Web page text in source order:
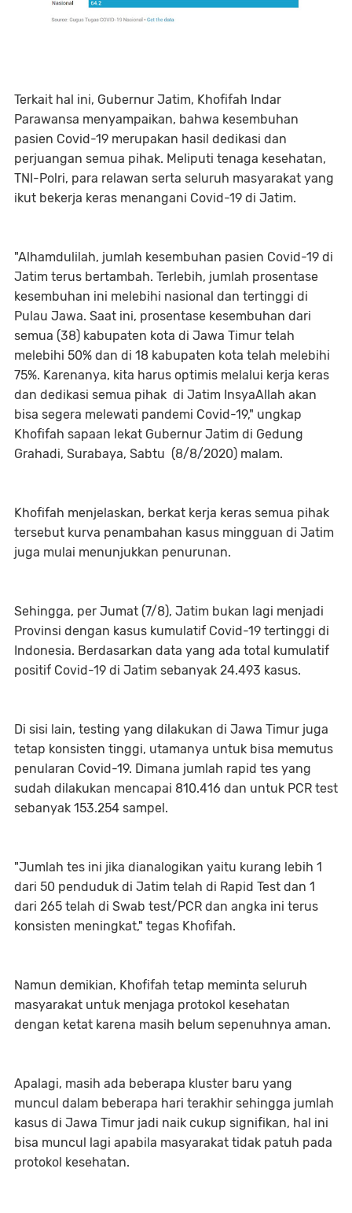
Terkait hal ini, Gubernur Jatim, Khofifah Indar
Parawansa menyampaikan, bahwa kesembuhan
pasien Covid-19 merupakan hasil dedikasi dan
perjuangan semua pihak. Meliputi tenaga kesehatan,
TNI-Polri, para relawan serta seluruh masyarakat yang
ikut bekerja keras menangani Covid-19 di Jatim.
"Alhamdulilah, jumlah kesembuhan pasien Covid-19 di
Jatim terus bertambah. Terlebih, jumlah prosentase
kesembuhan ini melebihi nasional dan tertinggi di
Pulau Jawa. Saat ini, prosentase kesembuhan dari
semua (38) kabupaten kota di Jawa Timur telah
melebihi 50% dan di 18 kabupaten kota telah melebihi
75%. Karenanya, kita harus optimis melalui kerja keras
dan dedikasi semua pihak di Jatim InsyaAllah akan
bisa segera melewati pandemi Covid-19," ungkap
Khofifah sapaan lekat Gubernur Jatim di Gedung
Grahadi, Surabaya, Sabtu (8/8/2020) malam.
Khofifah menjelaskan, berkat kerja keras semua pihak
tersebut kurva penambahan kasus mingguan di Jatim
juga mulai menunjukkan penurunan.
Sehingga, per Jumat (7/8), Jatim bukan lagi menjadi
Provinsi dengan kasus kumulatif Covid-19 tertinggi di
Indonesia. Berdasarkan data yang ada total kumulatif
positif Covid-19 di Jatim sebanyak 24.493 kasus.
Di sisi lain, testing yang dilakukan di Jawa Timur juga
tetap konsisten tinggi, utamanya untuk bisa memutus
penularan Covid-19. Dimana jumlah rapid tes yang
sudah dilakukan mencapai 810.416 dan untuk PCR test
sebanyak 153.254 sampel.
"Jumlah tes ini jika dianalogikan yaitu kurang lebih 1
dari 50 penduduk di Jatim telah di Rapid Test dan 1
dari 265 telah di Swab test/PCR dan angka ini terus
konsisten meningkat," tegas Khofifah.
Namun demikian, Khofifah tetap meminta seluruh
masyarakat untuk menjaga protokol kesehatan
dengan ketat karena masih belum sepenuhnya aman.
Apalagi, masih ada beberapa kluster baru yang
muncul dalam beberapa hari terakhir sehingga jumlah
kasus di Jawa Timur jadi naik cukup signifikan, hal ini
bisa muncul lagi apabila masyarakat tidak patuh pada
protokol kesehatan.